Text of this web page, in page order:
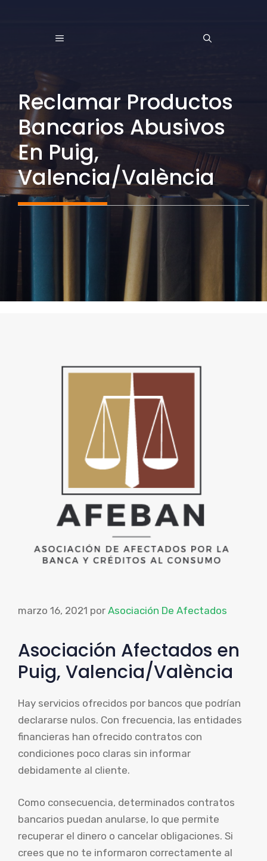
MENÚ
Reclamar Productos
Bancarios Abusivos
En Puig,
Valencia/València
marzo 16, 2021 por Asociación De Afectados
Asociación Afectados en
Puig, Valencia/València
Hay servicios ofrecidos por bancos que podrían
declararse nulos. Con frecuencia, las entidades
financieras han ofrecido contratos con
condiciones poco claras sin informar
debidamente al cliente.
Como consecuencia, determinados contratos
bancarios puedan anularse, lo que permite
recuperar el dinero o cancelar obligaciones. Si
crees que no te informaron correctamente al